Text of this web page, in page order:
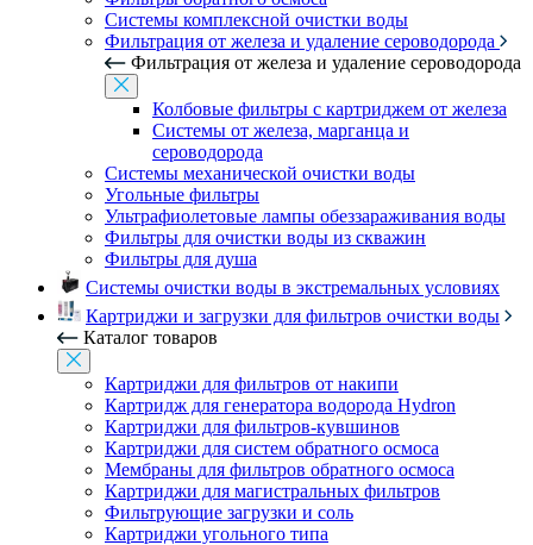
Системы комплексной очистки воды
Фильтрация от железа и удаление сероводорода
Фильтрация от железа и удаление сероводорода
Колбовые фильтры с картриджем от железа
Системы от железа, марганца и
сероводорода
Системы механической очистки воды
Угольные фильтры
Ультрафиолетовые лампы обеззараживания воды
Фильтры для очистки воды из скважин
Фильтры для душа
Системы очистки воды в экстремальных условиях
Картриджи и загрузки для фильтров очистки воды
Каталог товаров
Картриджи для фильтров от накипи
Картридж для генератора водорода Hydron
Картриджи для фильтров-кувшинов
Картриджи для систем обратного осмоса
Мембраны для фильтров обратного осмоса
Картриджи для магистральных фильтров
Фильтрующие загрузки и соль
Картриджи угольного типа